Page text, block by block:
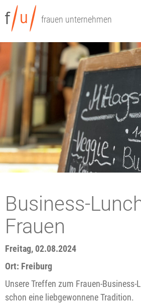
frauen unternehmen
Business-
Frauen
Freitag, 02.08.2024
Ort: Freiburg
Unsere Treffen zum Frauen-
schon eine liebgewonnene Tradition.